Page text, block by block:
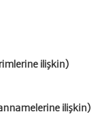
ilişkin)
ilişkin)